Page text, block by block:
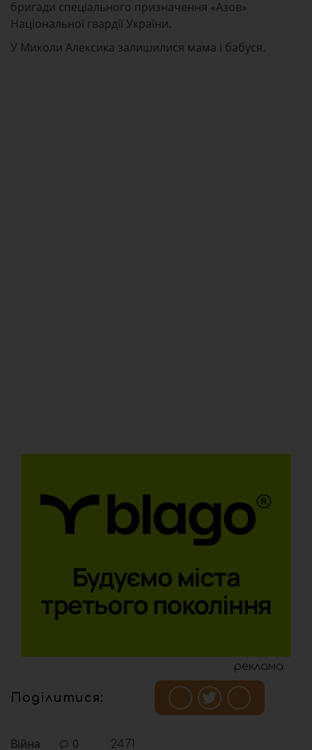
бригади спеціального призначення «Азов»
Національної гвардії України.
У Миколи Алексика залишилися мама і бабуся.
реклама
Поділитися:
Війна 0 2471